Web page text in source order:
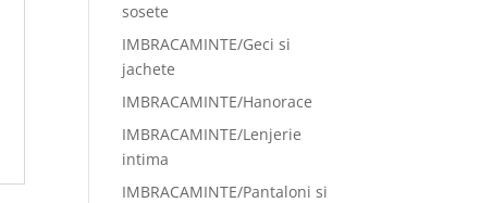
sosete
IMBRACAMINTE/Geci si
jachete
IMBRACAMINTE/Hanorace
IMBRACAMINTE/Lenjerie
intima
IMBRACAMINTE/Pantaloni si